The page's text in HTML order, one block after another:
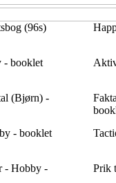
(96s)
- booklet
(Bjørn) -
- booklet
- Hobby - Prik